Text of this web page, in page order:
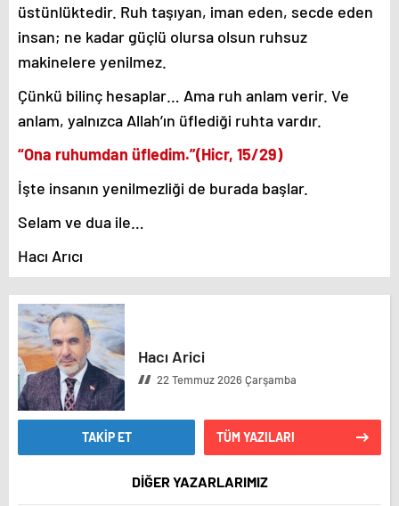
Hacı Arici
22 Temmuz 2026 Çarşamba
TAKİP ET TÜM YAZILARI
DİĞER YAZARLARIMIZ
üstünlüktedir. Ruh taşıyan, iman eden, secde eden
insan; ne kadar güçlü olursa olsun ruhsuz
makinelere yenilmez.
Çünkü bilinç hesaplar… Ama ruh anlam verir. Ve
anlam, yalnızca Allah’ın üflediği ruhta vardır.
“Ona ruhumdan üfledim.”(Hicr, 15/29)
İşte insanın yenilmezliği de burada başlar.
Selam ve dua ile…
Hacı Arıcı